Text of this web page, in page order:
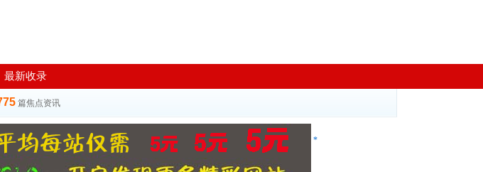
最新收录
篇焦点资讯
*